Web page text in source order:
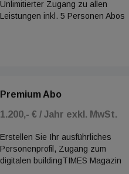
Unlimitierter Zugang zu allen
Leistungen inkl. 5 Personen Abos
Premium Abo
1.200,- € / Jahr exkl. MwSt.
Erstellen Sie Ihr ausführliches
Personenprofil, Zugang zum
digitalen buildingTIMES Magazin